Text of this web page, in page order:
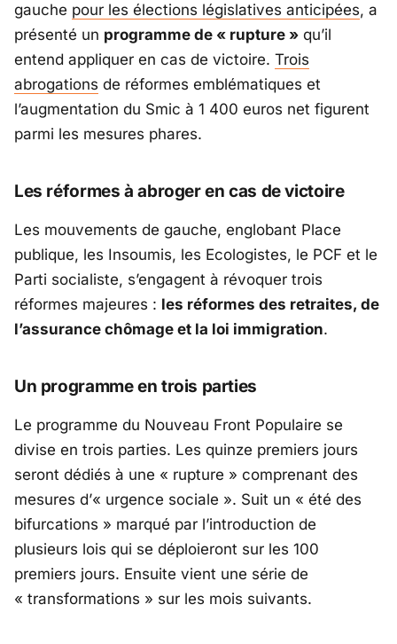
gauche pour les élections législatives anticipées, a
présenté un programme de « rupture » qu’il
entend appliquer en cas de victoire. Trois
abrogations de réformes emblématiques et
l’augmentation du Smic à 1 400 euros net figurent
parmi les mesures phares.
Les réformes à abroger en cas de victoire
Les mouvements de gauche, englobant Place
publique, les Insoumis, les Ecologistes, le PCF et le
Parti socialiste, s’engagent à révoquer trois
réformes majeures : les réformes des retraites, de
l’assurance chômage et la loi immigration.
Un programme en trois parties
Le programme du Nouveau Front Populaire se
divise en trois parties. Les quinze premiers jours
seront dédiés à une « rupture » comprenant des
mesures d’« urgence sociale ». Suit un « été des
bifurcations » marqué par l’introduction de
plusieurs lois qui se déploieront sur les 100
premiers jours. Ensuite vient une série de
« transformations » sur les mois suivants.